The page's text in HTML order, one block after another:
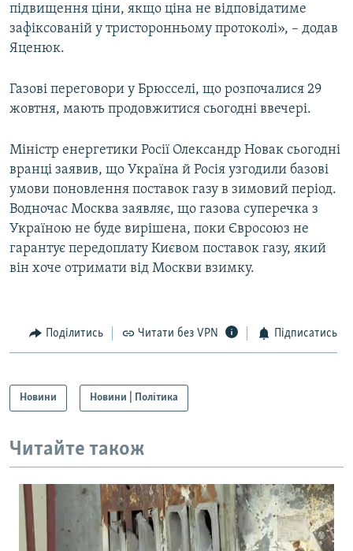
підвищення ціни, якщо ціна не відповідатиме
зафіксованій у тристоронньому протоколі», – додав
Яценюк.
Газові переговори у Брюсселі, що розпочалися 29
жовтня, мають продовжитися сьогодні ввечері.
Міністр енергетики Росії Олександр Новак сьогодні
вранці заявив, що Україна й Росія узгодили базові
умови поновлення поставок газу в зимовий період.
Водночас Москва заявляє, що газова суперечка з
Україною не буде вирішена, поки Євросоюз не
гарантує передоплату Києвом поставок газу, який
він хоче отримати від Москви взимку.
Поділитись Читати без VPN Підписатись
Новини Новини | Політика
Читайте також